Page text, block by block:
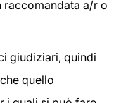
raccomandata a/r o
giudiziari, quindi
quello